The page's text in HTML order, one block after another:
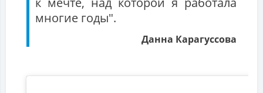
многие годы".
Данна Карагуссова